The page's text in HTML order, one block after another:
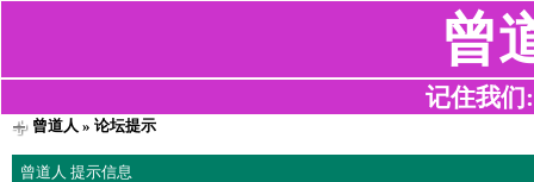
曾
记住我们
曾道人 » 论坛提示
曾道人 提示信息